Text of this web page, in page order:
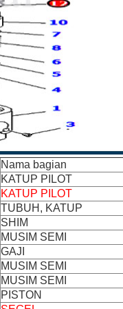
Nama bagian
KATUP PILOT
KATUP PILOT
TUBUH, KATUP
SHIM
MUSIM SEMI
GAJI
MUSIM SEMI
MUSIM SEMI
PISTON